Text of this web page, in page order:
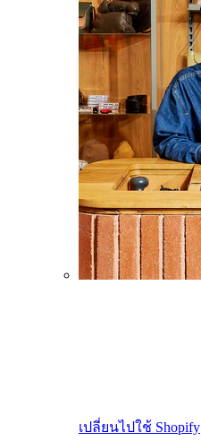
เปลี่ยนไปใช้ Shopify